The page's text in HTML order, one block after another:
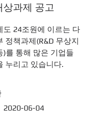
과제 공고
도 24조원에 이르는 다
정책과제(R&D 무상지
)를 통해 많은 기업들
누리고 있습니다.
2020-06-04